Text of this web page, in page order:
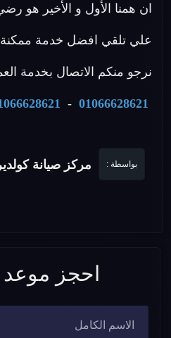
ان همنا الأول و الأخير هو
علي تلقي افضل خدمة ممكنة
نرجو منكم الاتصال بخدمة
01066628621
-
بواسطة : مركز صيانة كولدير
احجز موعد